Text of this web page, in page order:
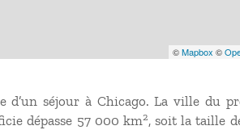
©Mapbox ©
séjour à Chicago. La ville du
dépasse 57 000 km2, soit la taille